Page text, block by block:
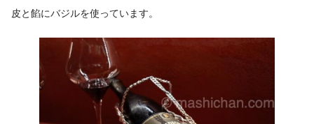
皮と餡にバジルを使っています。